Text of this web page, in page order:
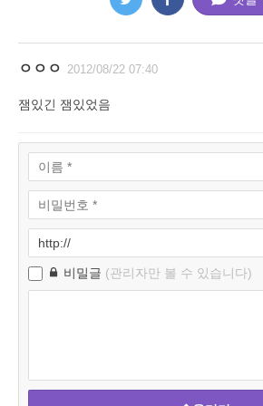
ㅇㅇㅇ 2012/08/22 07:40
잼있긴 잼있었음
비밀글 (관리자만 볼 수 있습니다)